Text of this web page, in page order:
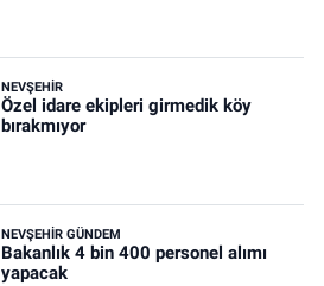
NEVŞEHIR
Özel idare ekipleri girmedik köy
bırakmıyor
NEVŞEHIR GÜNDEM
Bakanlık 4 bin 400 personel alımı
yapacak